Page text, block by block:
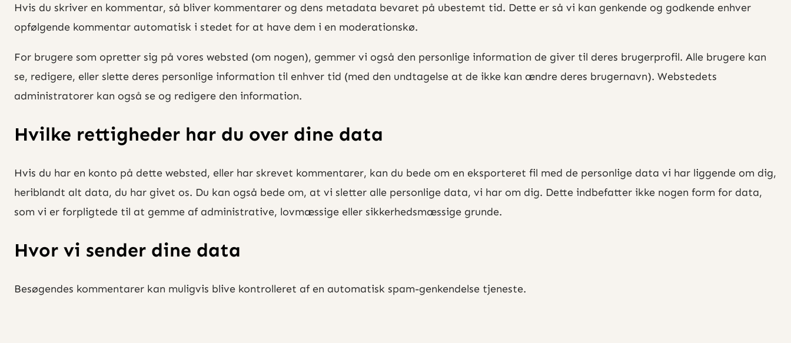
Hvis du skriver en kommentar, så bliver kommentarer og dens metadata bevaret på ubestemt tid. Dette er så vi kan genkende og godkende enhver
opfølgende kommentar automatisk i stedet for at have dem i en moderationskø.
For brugere som opretter sig på vores websted (om nogen), gemmer vi også den personlige information de giver til deres brugerprofil. Alle brugere kan
se, redigere, eller slette deres personlige information til enhver tid (med den undtagelse at de ikke kan ændre deres brugernavn). Webstedets
administratorer kan også se og redigere den information.
Hvilke rettigheder har du over dine data
Hvis du har en konto på dette websted, eller har skrevet kommentarer, kan du bede om en eksporteret fil med de personlige data vi har liggende om dig,
heriblandt alt data, du har givet os. Du kan også bede om, at vi sletter alle personlige data, vi har om dig. Dette indbefatter ikke nogen form for data,
som vi er forpligtede til at gemme af administrative, lovmæssige eller sikkerhedsmæssige grunde.
Hvor vi sender dine data
Besøgendes kommentarer kan muligvis blive kontrolleret af en automatisk spam-genkendelse tjeneste.